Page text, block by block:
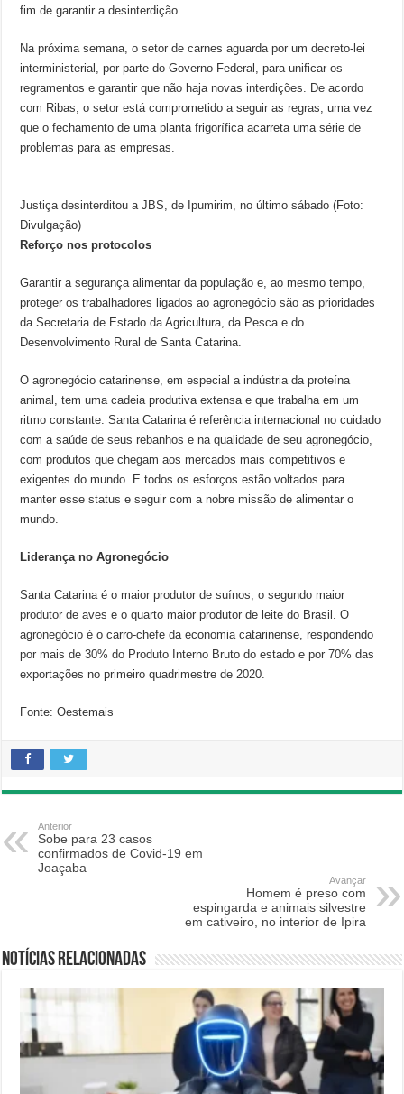
fim de garantir a desinterdição.
Na próxima semana, o setor de carnes aguarda por um decreto-lei
interministerial, por parte do Governo Federal, para unificar os
regramentos e garantir que não haja novas interdições. De acordo
com Ribas, o setor está comprometido a seguir as regras, uma vez
que o fechamento de uma planta frigorífica acarreta uma série de
problemas para as empresas.
Justiça desinterditou a JBS, de Ipumirim, no último sábado (Foto:
Divulgação)
Reforço nos protocolos
Garantir a segurança alimentar da população e, ao mesmo tempo,
proteger os trabalhadores ligados ao agronegócio são as prioridades
da Secretaria de Estado da Agricultura, da Pesca e do
Desenvolvimento Rural de Santa Catarina.
O agronegócio catarinense, em especial a indústria da proteína
animal, tem uma cadeia produtiva extensa e que trabalha em um
ritmo constante. Santa Catarina é referência internacional no cuidado
com a saúde de seus rebanhos e na qualidade de seu agronegócio,
com produtos que chegam aos mercados mais competitivos e
exigentes do mundo. E todos os esforços estão voltados para
manter esse status e seguir com a nobre missão de alimentar o
mundo.
Liderança no Agronegócio
Santa Catarina é o maior produtor de suínos, o segundo maior
produtor de aves e o quarto maior produtor de leite do Brasil. O
agronegócio é o carro-chefe da economia catarinense, respondendo
por mais de 30% do Produto Interno Bruto do estado e por 70% das
exportações no primeiro quadrimestre de 2020.
Fonte: Oestemais
Anterior
Sobe para 23 casos
confirmados de Covid-19 em
Joaçaba
Avançar
Homem é preso com
espingarda e animais silvestre
em cativeiro, no interior de Ipira
Notícias relacionadas